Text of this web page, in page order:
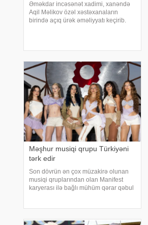
Əməkdar incəsənət xadimi, xanəndə
Aqil Məlikov özəl xəstəxanaların
birində açıq ürək əməliyyatı keçirib.
Məşhur musiqi qrupu Türkiyəni
tərk edir
Son dövrün ən çox müzakirə olunan
musiqi qruplarından olan Manifest
karyerası ilə bağlı mühüm qərar qəbul
İstanbuldak